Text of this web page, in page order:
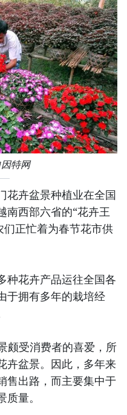
特网
卉盆景种植业在全国
南西部六省的“花卉王
们正忙着为春节花市供
种花卉产品运往全国各
于拥有多年的栽培经
颇受消费者的喜爱，所
卉盆景。因此，多年来
售出路，而主要集中于
量。